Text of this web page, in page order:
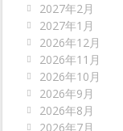
2027年2月
2027年1月
2026年12月
2026年11月
2026年10月
2026年9月
2026年8月
2026年7月